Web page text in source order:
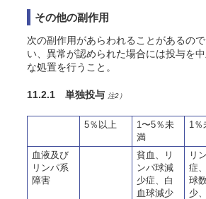
その他の副作用
次の副作用があらわれることがあるの
い、異常が認められた場合には投与を
な処置を行うこと 。
11.2.1 単独投与 注2）
5％以上
1〜5％未
満
1％
血液及び
リンパ系
障害
貧血、リ
ンパ球減
少症、白
血球減少
リ
症
球
少